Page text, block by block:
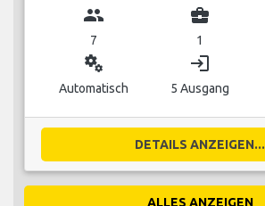
group
7
business_center
1
miscellaneous_services
Automatisch
login
5 Ausgang
DETAILS ANZEIGEN...
ALLES ANZEIGEN